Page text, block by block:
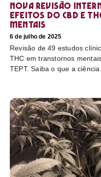
Nova revisão
efeitos do CBD e
mentais
6 de julho de 2025
Revisão de 49 estudos
THC em transtornos
TEPT. Saiba o que a ciência